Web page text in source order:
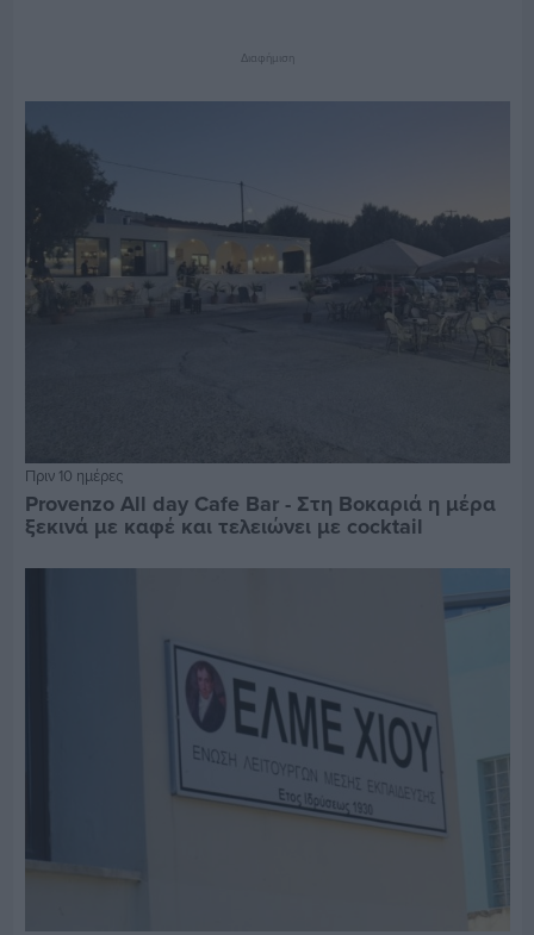
Διαφήμιση
Πριν 10 ημέρες
Provenzo All day Cafe Bar - Στη Βοκαριά η μέρα
ξεκινά με καφέ και τελειώνει με cocktail